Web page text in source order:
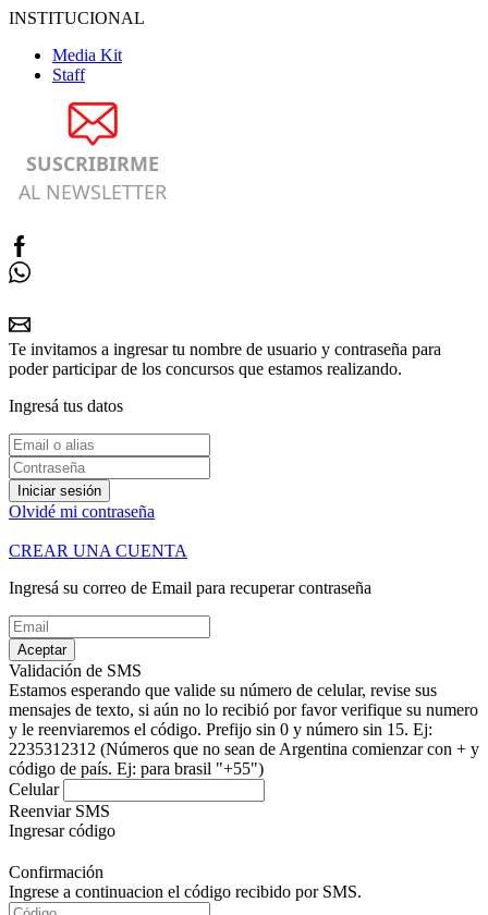
INSTITUCIONAL
Media Kit
Staff
SUSCRIBIRME
AL NEWSLETTER
Te invitamos a ingresar tu nombre de usuario y contraseña para
poder participar de los concursos que estamos realizando.
Ingresá tus datos
Iniciar sesión
Olvidé mi contraseña
CREAR UNA CUENTA
Ingresá su correo de Email para recuperar contraseña
Aceptar
Validación de SMS
Estamos esperando que valide su número de celular, revise sus
mensajes de texto, si aún no lo recibió por favor verifique su numero
y le reenviaremos el código. Prefijo sin 0 y número sin 15. Ej:
2235312312 (Números que no sean de Argentina comienzar con + y
código de país. Ej: para brasil "+55")
Celular
Reenviar SMS
Ingresar código
Confirmación
Ingrese a continuacion el código recibido por SMS.